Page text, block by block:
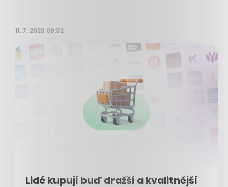
11. 7. 2023 09:32
Lidé kupují buď dražší a kvalitnější